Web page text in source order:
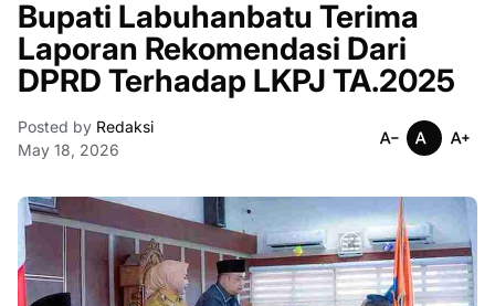
Bupati Labuhanbatu Terima
Laporan Rekomendasi Dari
DPRD Terhadap LKPJ TA.2025
Posted by Redaksi
May 18, 2026